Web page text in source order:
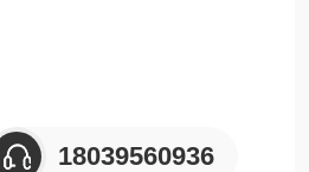
18039560936